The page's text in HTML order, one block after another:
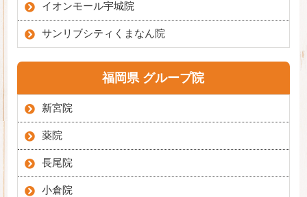
イオンモール宇城院
サンリブシティくまなん院
福岡県 グループ院
新宮院
薬院
長尾院
小倉院